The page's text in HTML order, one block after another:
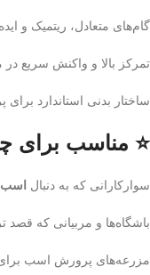
گام‌های متعادل، ریتمیک و
تمرکز بالا و واکنش سریع
ساختار بدنی استاندارد
⭐ مناسب برای
سوارکارانی که به دنبال اسب
باشگاه‌ها و مربیانی که قصد
مزرعه‌های پرورش اسب